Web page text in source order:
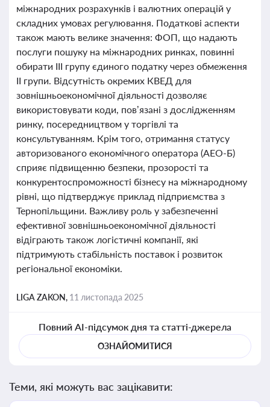
міжнародних розрахунків і валютних операцій у
складних умовах регулювання. Податкові аспекти
також мають велике значення: ФОП, що надають
послуги пошуку на міжнародних ринках, повинні
обирати ІІІ групу єдиного податку через обмеження
ІІ групи. Відсутність окремих КВЕД для
зовнішньоекономічної діяльності дозволяє
використовувати коди, пов’язані з дослідженням
ринку, посередництвом у торгівлі та
консультуванням. Крім того, отримання статусу
авторизованого економічного оператора (АЕО-Б)
сприяє підвищенню безпеки, прозорості та
конкурентоспроможності бізнесу на міжнародному
рівні, що підтверджує приклад підприємства з
Тернопільщини. Важливу роль у забезпеченні
ефективної зовнішньоекономічної діяльності
відіграють також логістичні компанії, які
підтримують стабільність поставок і розвиток
регіональної економіки.
LIGA ZAKON, 11 листопада 2025
Повний AI-підсумок дня та статті-джерела
ОЗНАЙОМИТИСЯ
Теми, які можуть вас зацікавити: